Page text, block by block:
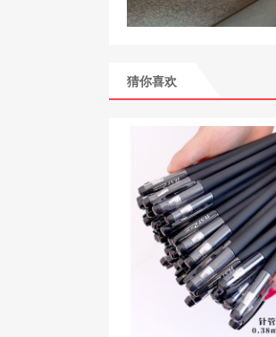
猜你喜欢